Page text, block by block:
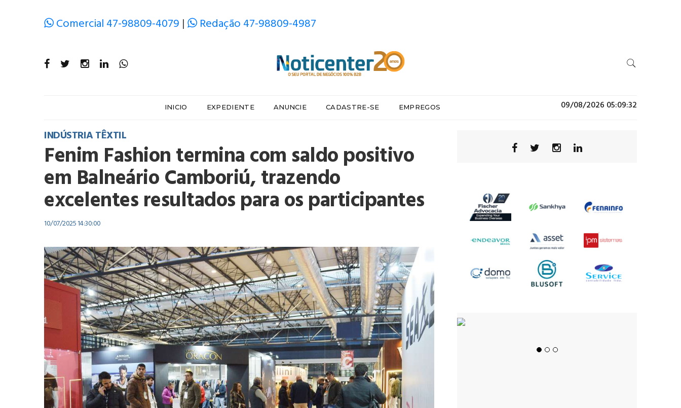
Comercial 47-98809-4079 | Redação 47-98809-4987
INICIO EXPEDIENTE ANUNCIE CADASTRE-SE EMPREGOS 09/08/2026 05:09:32
INDÚSTRIA TÊXTIL
Fenim Fashion termina com saldo positivo
em Balneário Camboriú, trazendo
excelentes resultados para os participantes
10/07/2025 14:30:00